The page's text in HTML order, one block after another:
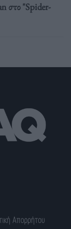
στο "Spider-
Απορρήτου